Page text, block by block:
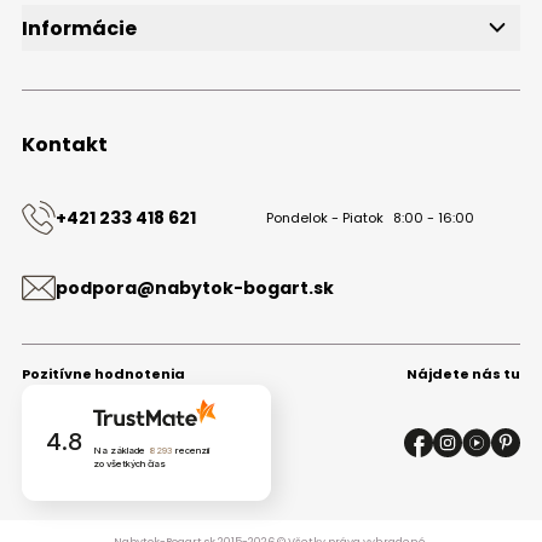
Informácie
Obchodné podmienky
Kontakt
Kontakt
+421 233 418 621 Pondelok - Piatok 8:00 - 16:00
podpora@nabytok-bogart.sk
Pozitívne hodnotenia
4.8 Na základe 8293 recenzií
zo všetkých čias
Nájdete nás tu